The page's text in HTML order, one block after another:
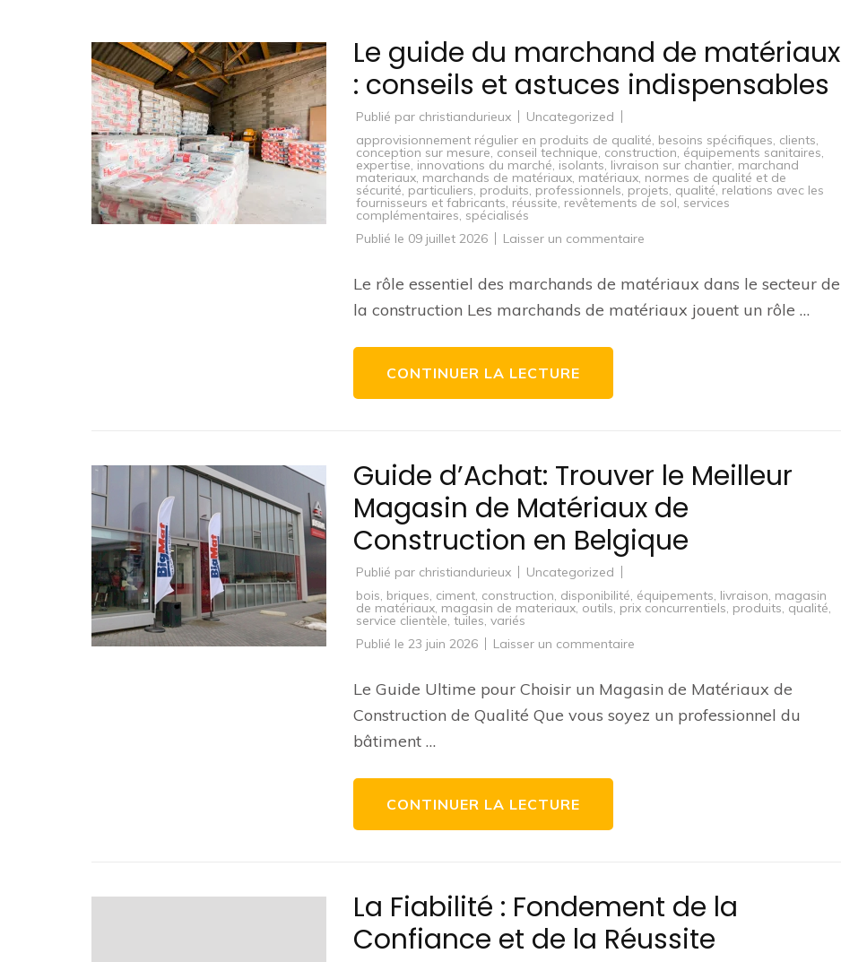
Le guide du marchand de matériaux
: conseils et astuces indispensables
Publié par christiandurieux
Uncategorized
approvisionnement régulier en produits de qualité, besoins spécifiques, clients,
conception sur mesure, conseil technique, construction, équipements sanitaires,
expertise, innovations du marché, isolants, livraison sur chantier, marchand
materiaux, marchands de matériaux, matériaux, normes de qualité et de
sécurité, particuliers, produits, professionnels, projets, qualité, relations avec les
fournisseurs et fabricants, réussite, revêtements de sol,services
complémentaires, spécialisés
Publié le 09 juillet 2026 Laisser un commentaire
du
marchand
de
matériaux
Le rôle essentiel des marchands de matériaux dans le secteur de
la construction Les marchands de matériaux jouent un rôle …
CONTINUER LA LECTURE
Guide d’Achat: Trouver le Meilleur
Magasin de Matériaux de
Construction en Belgique
Publié par christiandurieux
Uncategorized
bois, briques, ciment, construction, disponibilité, équipements, livraison, magasin
de matériaux, magasin de materiaux, outils, prix concurrentiels, produits, qualité,
service clientèle, tuiles, variés
Publié le 23 juin 2026 Laisser un commentaire
Trouver
le
Magasin
Le Guide Ultime pour Choisir un Magasin de Matériaux de
Construction de Qualité Que vous soyez un professionnel du
bâtiment …
CONTINUER LA LECTURE
La Fiabilité : Fondement de la
Confiance et de la Réussite